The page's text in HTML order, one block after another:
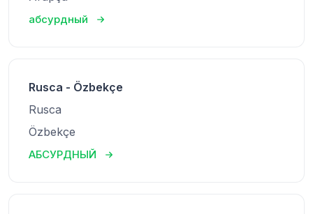
абсурдный
Rusca - Özbekçe
Rusca
Özbekçe
АБСУРДНЫЙ